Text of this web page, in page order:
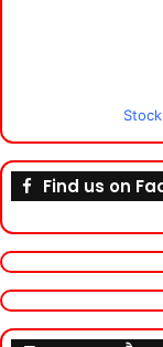
Find us on